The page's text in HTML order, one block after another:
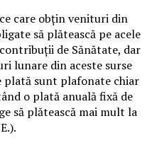
care obţin venituri din
să plătească pe acele
de Sănătate, dar
lunare din aceste surse
plată sunt plafonate chiar
o plată anuală fixă de
să plătească mai mult la